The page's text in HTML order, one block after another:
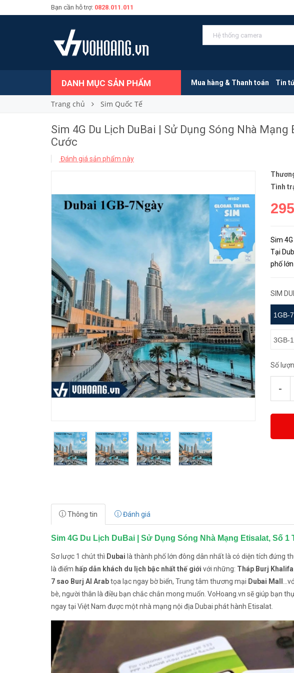
Bạn cần hỗ trợ: 0828.011.011
DANH MỤC SẢN PHẨM Mua hàng & Thanh toán Tin
Trang chủ Sim Quốc Tế
Sim 4G Du Lịch DuBai | Sử Dụng Sóng Nhà
Cước
Đánh giá sản phẩm này
Tình
Sim
Tại
phố
SIM
1GB-
3GB-
Số
-
Thông tin Đánh giá
Sim 4G Du Lịch DuBai | Sử Dụng Sóng Nhà Mạng Etisalat, Số
Sơ lược 1 chút thì Dubai là thành phố lớn đông dân nhất là có diện tích đứng
là điểm hấp dẫn khách du lịch bậc nhất thế giới với những: Tháp Burj Khalifa
7 sao Burj AI Arabtọa lạc ngay bờ biển, Trung tâm thương mại Dubai Mall
bè, người thân là điều bạn chắc chắn mong muốn. VoHoang.vn sẽ giúp bạn
ngay tại Việt Nam được một nhà mạng nội địa Dubai phát hành Etisalat.